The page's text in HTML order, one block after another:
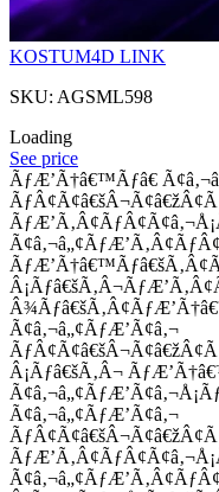
KOSTUM4D LINK
SKU: AGSML598
Loading
See price
ÃƒÆ’Ã†â€™Ãƒâ€
Ã¢â‚¬â„¢ÃƒÆ’Ã¢â‚¬
Â¡Ãƒâ€šÃ‚Â¬
Ã¢â‚¬â„¢ÃƒÆ’Ã¢â‚¬